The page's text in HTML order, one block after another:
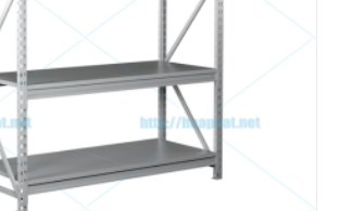
cho tất cả các sản phẩm bị hỏng hóc do lỗi
bị hỏng hóc không phải do lỗi của nhà
sẽ tính phí bảo hành, chi phí bảo hành sẽ
công ty và khách hàng.
trả hàng hoá khi mua sản phẩm giá
như thế nào ?
chưa giao: